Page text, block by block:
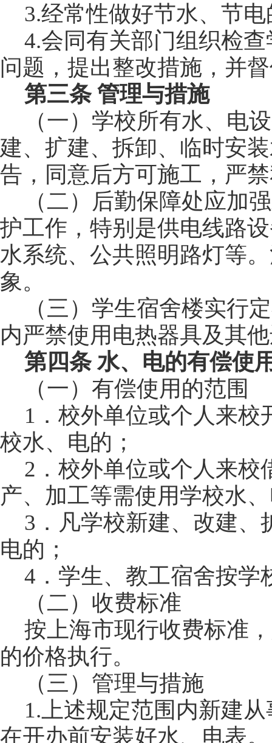
3.经常性做好节水、节
4.会同有关部门组织检
问题，提出整改措施，并
第三条 管理与措施
（一）学校所有水、电
建、扩建、拆卸、临时安
告，同意后方可施工，严
（二）后勤保障处应加
护工作，特别是供电线路
水系统、公共照明路灯等
象。
（三）学生宿舍楼实行
内严禁使用电热器具及其
第四条 水、电的有偿使
（一）有偿使用的范围
1 ．校外单位或个人来
校水、电的；
2 ．校外单位或个人来
产、加工等需使用学校水
3 ．凡学校新建、改建
电的；
4 ．学生、教工宿舍按
（二）收费标准
按上海市现行收费标准
的价格执行。
（三）管理与措施
1. 上述规定范围内新建
在开办前安装好水、电表。